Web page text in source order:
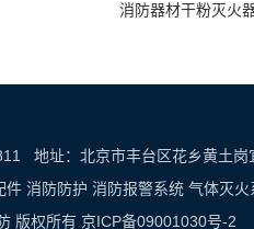
消防器材干粉灭火
地址：北京市丰台区花乡黄土岗
件 消防防护 消防报警系统 气体灭火
版权所有 京ICP备09001030号-2